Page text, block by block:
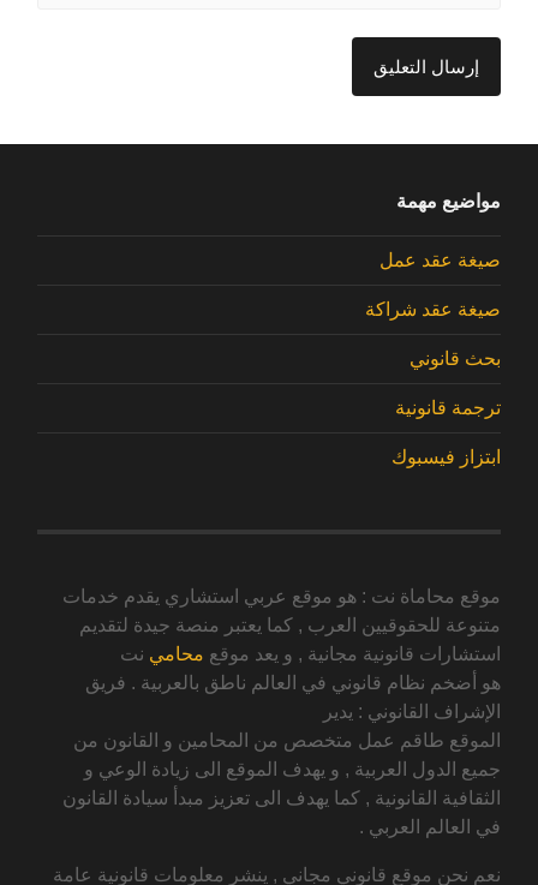
مواضيع مهمة
صيغة عقد عمل
صيغة عقد شراكة
بحث قانوني
ترجمة قانونية
ابتزاز فيسبوك
موقع محاماة نت : هو موقع عربي استشاري يقدم خدمات
متنوعة للحقوقيين العرب , كما يعتبر منصة جيدة لتقديم
استشارات قانونية مجانية , و يعد موقع محامي نت
هو أضخم نظام قانوني في العالم ناطق بالعربية . فريق
الإشراف القانوني : يدير
الموقع طاقم عمل متخصص من المحامين و القانون من
جميع الدول العربية , و يهدف الموقع الى زيادة الوعي و
الثقافية القانونية , كما يهدف الى تعزيز مبدأ سيادة القانون
في العالم العربي .
نعم نحن موقع قانوني مجاني , ينشر معلومات قانونية عامة